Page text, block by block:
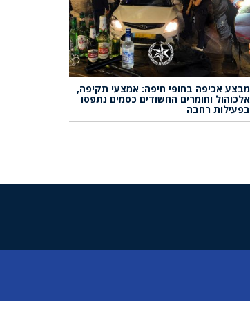
מבצע אכיפה בחופי חיפה: אמצעי תקיפה,
אלכוהול וחומרים החשודים כסמים נתפסו
בפעילות רחבה